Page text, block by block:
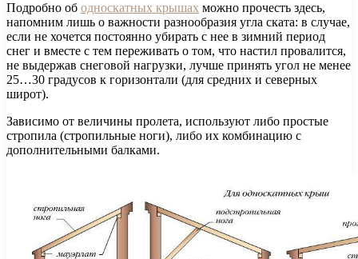
Подробно об односкатных крышах можно прочесть здесь,
напомним лишь о важности разнообразия угла ската: в случае,
если не хочется постоянно убирать с нее в зимний период
снег и вместе с тем переживать о том, что настил провалится,
не выдержав снеговой нагрузки, лучше принять угол не менее
25…30 градусов к горизонтали (для средних и северных
широт).
Зависимо от величины пролета, используют либо простые
стропила (стропильные ноги), либо их комбинацию с
дополнительными балками.